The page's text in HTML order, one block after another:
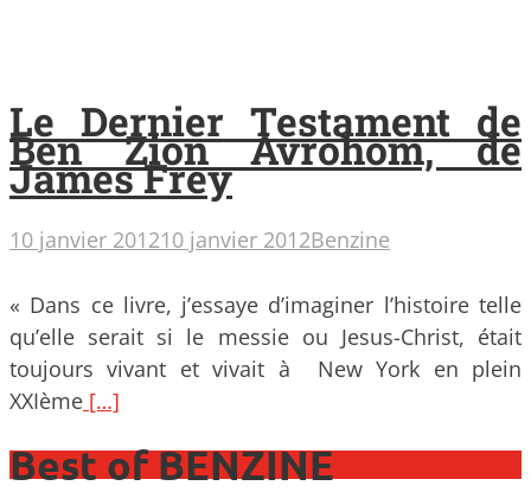
Le Dernier Testament de
Ben Zion Avrohom, de
James Frey
10 janvier 201210 janvier 2012Benzine
« Dans ce livre, j’essaye d’imaginer l’histoire telle
qu’elle serait si le messie ou Jesus-Christ, était
toujours vivant et vivait à New York en plein
XXIème […]
Best of BENZINE